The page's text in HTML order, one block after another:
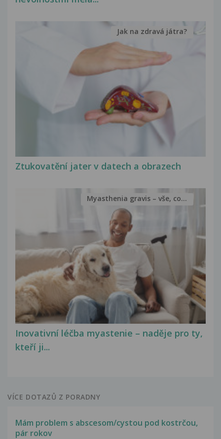
Ztukovatění jater v datech a obrazech
Jak na zdravá játra?
Inovativní léčba myastenie – naděje pro ty,
kteří ji...
Myasthenia gravis – vše, co...
VÍCE DOTAZŮ Z PORADNY
Mám problem s abscesom/cystou pod kostrčou,
pár rokov